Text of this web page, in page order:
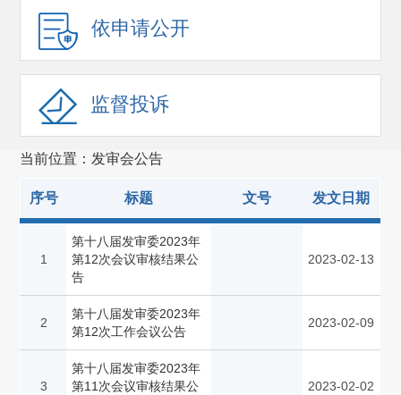
行政执法当事人承诺(14)
行政复议(1540)
监管措施(814)
发审会公告(4994)
重组委公告 (1831)
规划报告 (1)
非行政许可事项 (114)
其他(1124)
备案管理(655)
依申请公开
监督投诉
当前位置：发审会公告
序号 标题 文号 发文日期
1
第十八届发审委2023年
第12次会议审核结果公
告
2023-02-13
2
第十八届发审委2023年
第12次工作会议公告
2023-02-09
3
第十八届发审委2023年
第11次会议审核结果公
2023-02-02